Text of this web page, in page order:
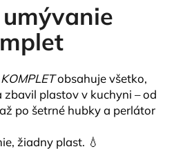
obsahuje všetko,
zbavil plastov v kuchyni – od
po šetrné hubky a perlátor
žiadny plast. 💧